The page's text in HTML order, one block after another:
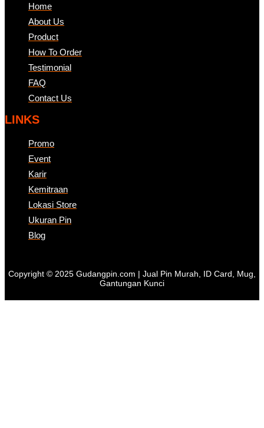
Home
About Us
Product
How To Order
Testimonial
FAQ
Contact Us
LINKS
Promo
Event
Karir
Kemitraan
Lokasi Store
Ukuran Pin
Blog
Copyright © 2025 Gudangpin.com | Jual Pin Murah, ID Card, Mug,
Gantungan Kunci